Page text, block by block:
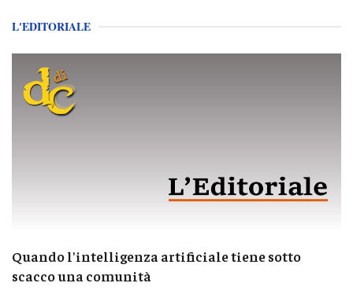
L'EDITORIALE
Quando l'intelligenza artificiale tiene sotto
scacco una comunità